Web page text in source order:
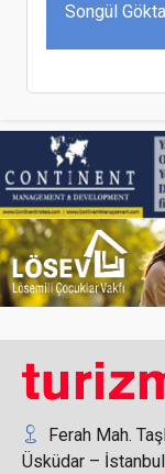
Songül
Himalaya
Titov: Çin,
Ferah Mah.
Üsküdar – İstanbul